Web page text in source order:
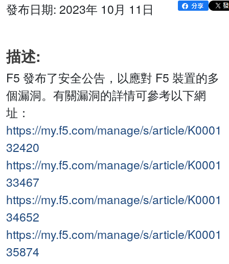
發布日期: 2023年 10月 11日
描述:
F5 發布了安全公告，以應對 F5 裝置的多
個漏洞。有關漏洞的詳情可參考以下網
址：
https://my.f5.com/manage/s/article/K0001
32420
https://my.f5.com/manage/s/article/K0001
33467
https://my.f5.com/manage/s/article/K0001
34652
https://my.f5.com/manage/s/article/K0001
35874